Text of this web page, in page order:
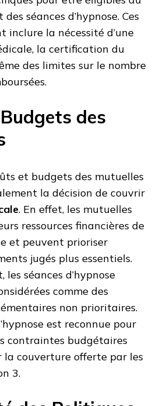
séances d’hypnose. Ces
inclure la nécessité d’une
la certification du
des limites sur le nombre
des
et budgets des mutuelles
la décision de couvrir
. En effet, les mutuelles
ressources financières de
et peuvent prioriser
jugés plus essentiels.
les séances d’hypnose
comme des
non prioritaires.
est reconnue pour
contraintes budgétaires
couverture offerte par les
3.